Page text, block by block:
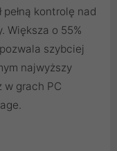
kontrolę nad
Większa o 55%
szybciej
najwyższy
w grach PC